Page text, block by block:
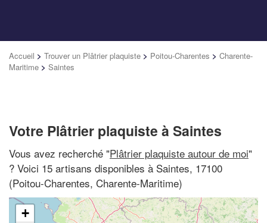
Accueil > Trouver un Plâtrier plaquiste > Poitou-Charentes > Charente-
Maritime > Saintes
Votre Plâtrier plaquiste à Saintes
Vous avez recherché "Plâtrier plaquiste autour de moi"
? Voici 15 artisans disponibles à Saintes, 17100
(Poitou-Charentes, Charente-Maritime)
+